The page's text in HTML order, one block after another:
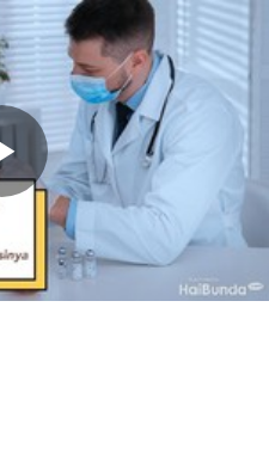
Memutarkan
Video